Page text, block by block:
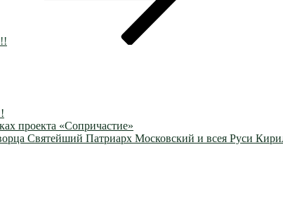
проекта «Сопричастие»
Святейший Патриарх Московский и всея Руси